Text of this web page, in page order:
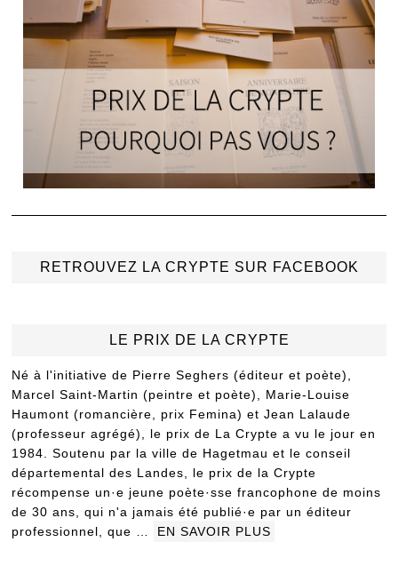
RETROUVEZ LA CRYPTE SUR FACEBOOK
LE PRIX DE LA CRYPTE
Né à l'initiative de Pierre Seghers (éditeur et poète),
Marcel Saint-Martin (peintre et poète), Marie-Louise
Haumont (romancière, prix Femina) et Jean Lalaude
(professeur agrégé), le prix de La Crypte a vu le jour en
1984. Soutenu par la ville de Hagetmau et le conseil
départemental des Landes, le prix de la Crypte
récompense un·e jeune poète·sse francophone de moins
de 30 ans, qui n'a jamais été publié·e par un éditeur
professionnel, que …
EN SAVOIR PLUS